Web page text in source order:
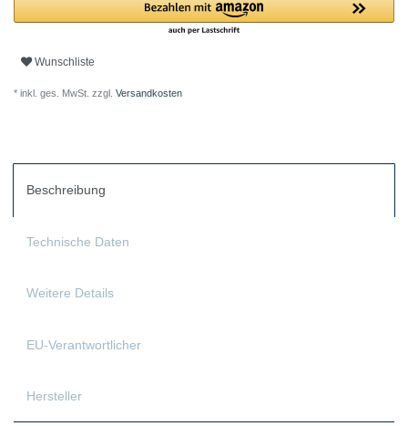
Wunschliste
* inkl. ges. MwSt. zzgl. Versandkosten
Beschreibung
Technische Daten
Weitere Details
EU-Verantwortlicher
Hersteller